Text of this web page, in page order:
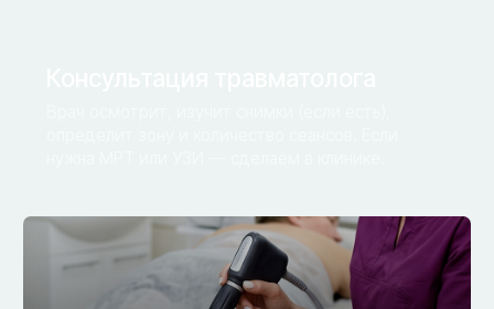
Самая большая команда травматологов и
реабилитологов в регионе. У каждого своя
специализация: суставы, спина, спорт,
реабилитация.